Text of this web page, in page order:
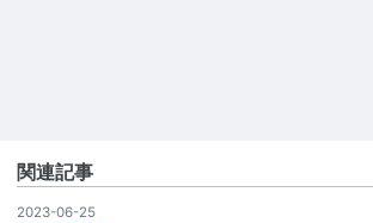
関連記事
2023-06-25